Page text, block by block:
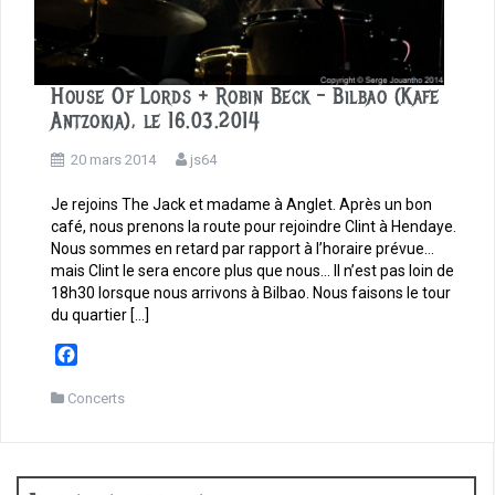
House Of Lords + Robin Beck – Bilbao (Kafe
Antzokia), le 16.03.2014
20 mars 2014 js64
Je rejoins The Jack et madame à Anglet. Après un bon
café, nous prenons la route pour rejoindre Clint à Hendaye.
Nous sommes en retard par rapport à l’horaire prévue…
mais Clint le sera encore plus que nous… Il n’est pas loin de
18h30 lorsque nous arrivons à Bilbao. Nous faisons le tour
du quartier […]
c
Concerts